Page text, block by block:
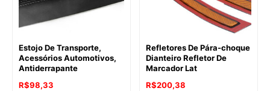
Estojo De Transporte,
Acessórios Automotivos,
Antiderrapante
R$98,33
Refletores De Pára-choque
Dianteiro Refletor De
Marcador Lat
R$200,38